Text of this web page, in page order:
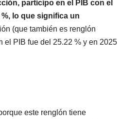
participo en el PIB con el
lo que significa un
(que también es renglón
el PIB fue del 25.22 % y en 2025
este renglón tiene